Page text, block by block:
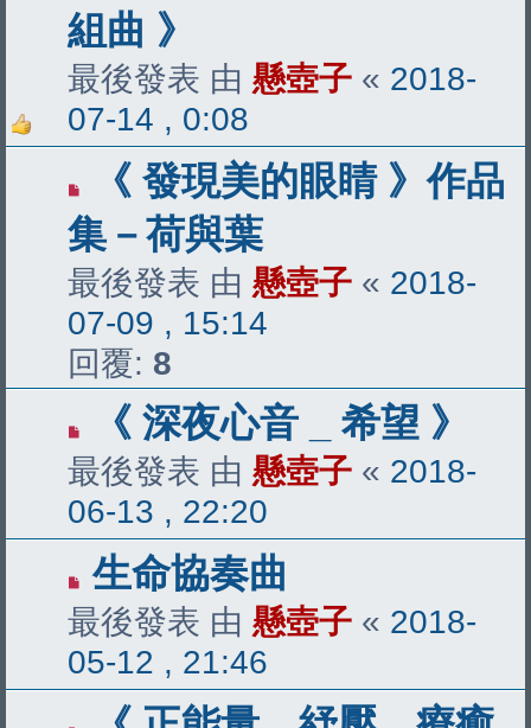
組曲 》
最後發表 由 懸壺子 « 2018-
07-14 , 0:08
《 發現美的眼睛 》作品
集－荷與葉
最後發表 由 懸壺子 « 2018-
07-09 , 15:14
回覆: 8
《 深夜心音 _ 希望 》
最後發表 由 懸壺子 « 2018-
06-13 , 22:20
生命協奏曲
最後發表 由 懸壺子 « 2018-
05-12 , 21:46